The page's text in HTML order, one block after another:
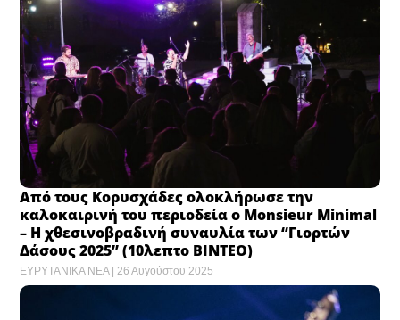
Από τους Κορυσχάδες ολοκλήρωσε την
καλοκαιρινή του περιοδεία ο Monsieur Minimal
– Η χθεσινοβραδινή συναυλία των “Γιορτών
Δάσους 2025” (10λεπτο ΒΙΝΤΕΟ)
ΕΥΡΥΤΑΝΙΚΑ ΝΕΑ 26 Αυγούστου 2025